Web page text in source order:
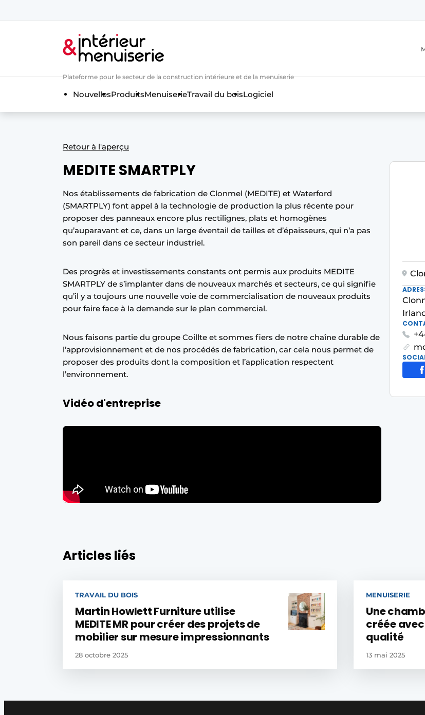
Aanmelden
Bedrijven
Enregistrer une offre d’emploi
EntreprisesMerci de votre inscription
S’inscrire
Home
Meest gelezen
Newsletter
Podcasts
S’inscrire à l’événement
S’inscrire
S’inscrire
Video’s
Plateforme pour le secteur de la construction intérieure et de la menuiserie
NouvellesProduitsMenuiserieTravail du boisLogiciel
Retour à l'aperçu
MEDITE SMARTPLY
Nos établissements de fabrication de Clonmel (MEDITE) et Waterford
(SMARTPLY) font appel à la technologie de production la plus récente pour
proposer des panneaux encore plus rectilignes, plats et homogènes
qu’auparavant et ce, dans un large éventail de tailles et d’épaisseurs, qui n’a pas
son pareil dans ce secteur industriel.
Des progrès et investissements constants ont permis aux produits MEDITE
SMARTPLY de s’implanter dans de nouveaux marchés et secteurs, ce qui signifie
qu’il y a toujours une nouvelle voie de commercialisation de nouveaux produits
pour faire face à la demande sur le plan commercial.
Nous faisons partie du groupe Coillte et sommes fiers de notre chaîne durable de
l’approvisionnement et de nos procédés de fabrication, car cela nous permet de
proposer des produits dont la composition et l’application respectent
l’environnement.
Vidéo d'entreprise
Articles liés
TRAVAIL DU BOIS
Martin Howlett Furniture utilise
MEDITE MR pour créer des projets de
mobilier sur mesure impressionnants
28 octobre 2025
MENUISERIE
Une
créée
qualité
13 mai 2025